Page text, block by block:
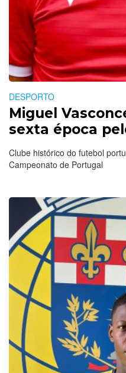
DESPORTO
Miguel
sexta época
Clube histórico do futebol
Campeonato de Portugal